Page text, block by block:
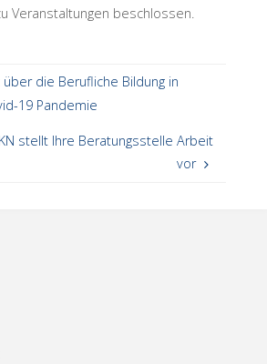
Veranstaltungen beschlossen.
über die Berufliche Bildung in
19 Pandemie
stellt Ihre Beratungsstelle Arbeit
vor